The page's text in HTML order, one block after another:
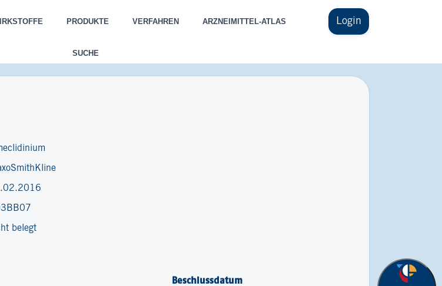
Login
PRODUKTE VERFAHREN ARZNEIMITTEL-ATLAS
SUCHE
belegt
Beschlussdatum